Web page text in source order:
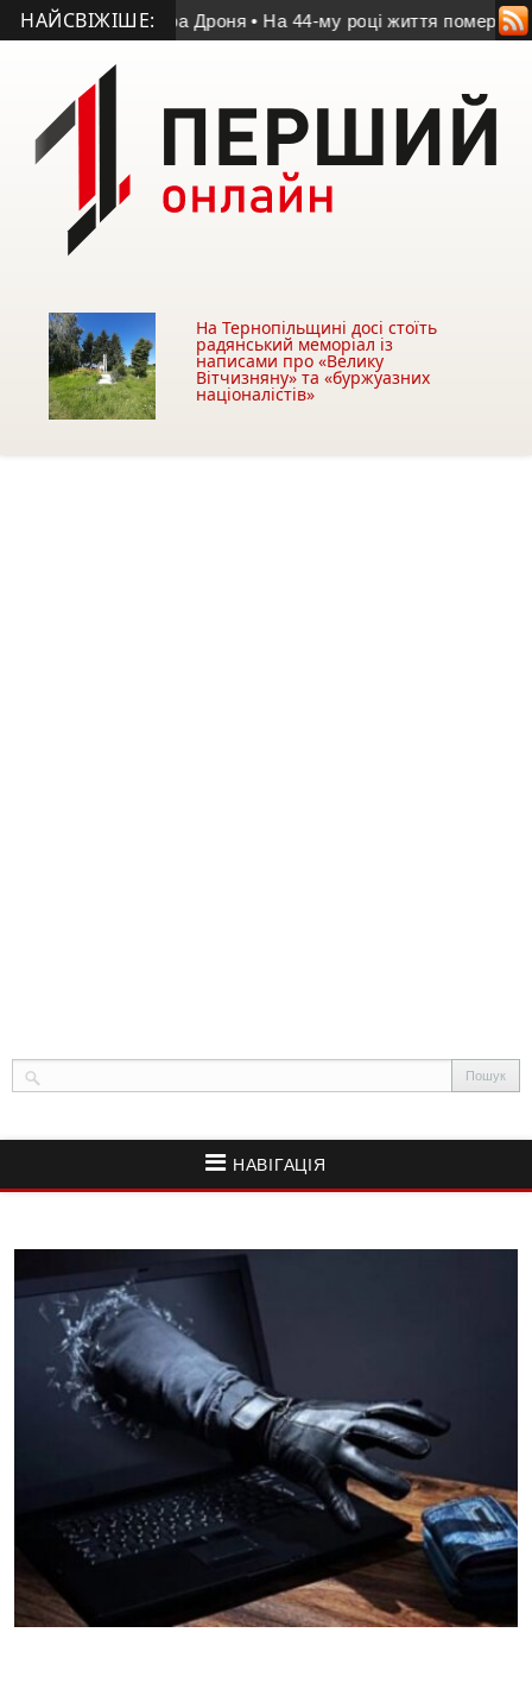
НАЙСВІЖІШЕ:
Володимира Дроня • На 44-му році життя помер учасник
На Тернопільщині досі стоїть
радянський меморіал із
написами про «Велику
Вітчизняну» та «буржуазних
націоналістів»
НАВІГАЦІЯ